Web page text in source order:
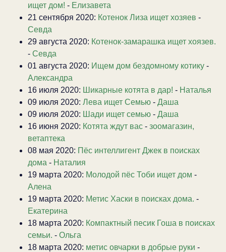
ищет дом! - Елизавета
21 сентября 2020: Котенок Лиза ищет хозяев -
Севда
29 августа 2020: Котенок-замарашка ищет хоязев.
- Севда
01 августа 2020: Ищем дом бездомному котику -
Александра
16 июля 2020: Шикарные котята в дар! - Наталья
09 июля 2020: Лева ищет Семью - Даша
09 июля 2020: Шади ищет семью - Даша
16 июня 2020: Котята ждут вас - зоомагазин,
ветаптека
08 мая 2020: Пёс интеллигент Джек в поисках
дома - Наталия
19 марта 2020: Молодой пёс Тоби ищет дом -
Алена
19 марта 2020: Метис Хаски в поисках дома. -
Екатерина
18 марта 2020: Компактный песик Гоша в поисках
семьи. - Ольга
18 марта 2020: метис овчарки в добрые руки -